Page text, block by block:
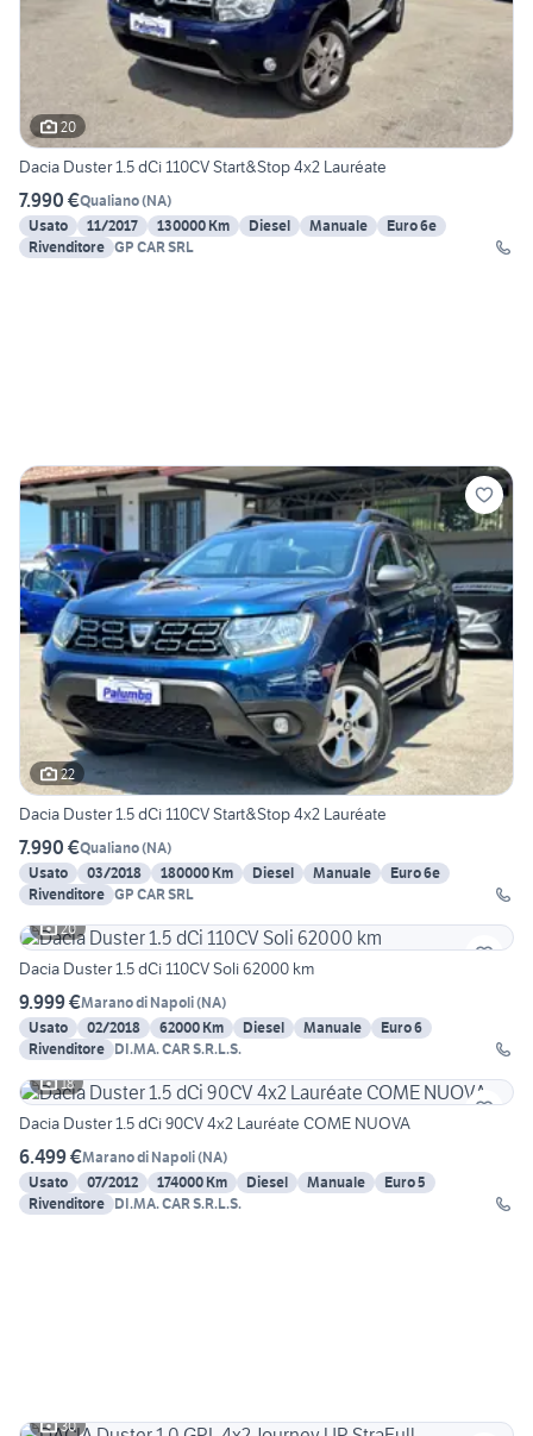
20
Dacia Duster 1.5 dCi 110CV Start&Stop 4x2 Lauréate
7.990 €Qualiano(NA)
Usato
11/2017 130000 Km Diesel Manuale
Euro 6e
Rivenditore GP CAR SRL
22
Dacia Duster 1.5 dCi 110CV Start&Stop 4x2 Lauréate
7.990 €Qualiano(NA)
Usato
03/2018 180000 Km Diesel Manuale
Euro 6e
Rivenditore GP CAR SRL
20
Dacia Duster 1.5 dCi 110CV Soli 62000 km
9.999 €Marano di Napoli(NA)
Usato
02/2018 62000 Km Diesel Manuale
Euro 6
Rivenditore DI.MA. CAR S.R.L.S.
18
Dacia Duster 1.5 dCi 90CV 4x2 Lauréate COME NUOVA
6.499 €Marano di Napoli(NA)
Usato
07/2012 174000 Km Diesel Manuale
Euro 5
Rivenditore DI.MA. CAR S.R.L.S.
30